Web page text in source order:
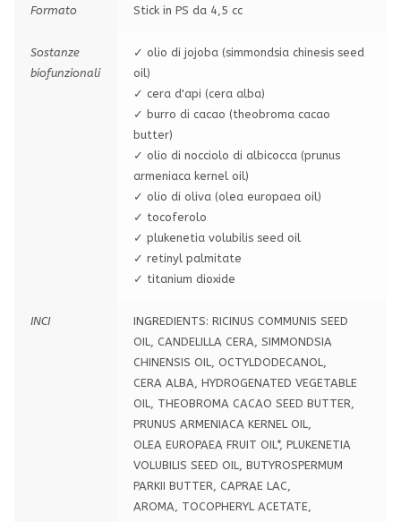
Formato Stick in PS da 4,5 cc
Sostanze
biofunzionali
✓ olio di jojoba (simmondsia chinesis seed
oil)
✓ cera d'api (cera alba)
✓ burro di cacao (theobroma cacao
butter)
✓ olio di nocciolo di albicocca (prunus
armeniaca kernel oil)
✓ olio di oliva (olea europaea oil)
✓ tocoferolo
✓ plukenetia volubilis seed oil
✓ retinyl palmitate
✓ titanium dioxide
INCI
INGREDIENTS: RICINUS COMMUNIS SEED
OIL, CANDELILLA CERA, SIMMONDSIA
CHINENSIS OIL, OCTYLDODECANOL,
CERA ALBA, HYDROGENATED VEGETABLE
OIL, THEOBROMA CACAO SEED BUTTER,
PRUNUS ARMENIACA KERNEL OIL,
OLEA EUROPAEA FRUIT OIL*, PLUKENETIA
VOLUBILIS SEED OIL, BUTYROSPERMUM
PARKII BUTTER, CAPRAE LAC,
AROMA, TOCOPHERYL ACETATE,